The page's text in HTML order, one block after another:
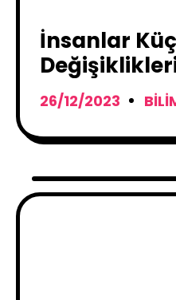
İnsanlar
Derecede
26/12/2023